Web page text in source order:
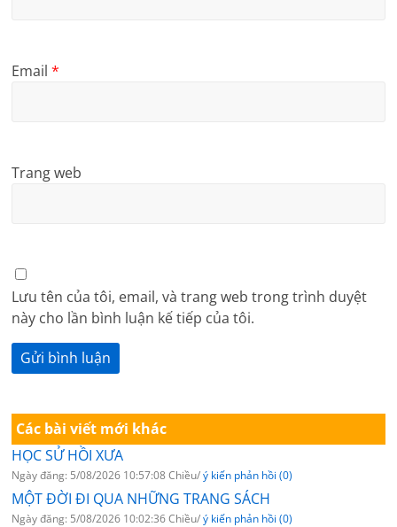
Email*
Trang web
Lưu tên của tôi, email, và trang web trong trình duyệt
này cho lần bình luận kế tiếp của tôi.
Các bài viết mới khác
HỌC SỬ HỒI XƯA
Ngày đăng: 5/08/2026 10:57:08 Chiều/ý kiến phản hồi (0)
MỘT ĐỜI ĐI QUA NHỮNG TRANG SÁCH
Ngày đăng: 5/08/2026 10:02:36 Chiều/ý kiến phản hồi (0)